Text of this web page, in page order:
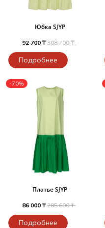
Юбка SJYP
92 700 ₸308 700 ₸
Подробнее
-70%
Платье SJYP
86 000 ₸285 600 ₸
Подробнее